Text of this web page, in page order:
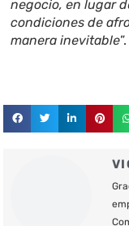
negocio, en lugar
condiciones de
manera inevitable”.